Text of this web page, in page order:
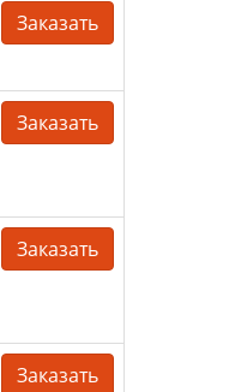
Заказать
Заказать
Заказать
Заказать